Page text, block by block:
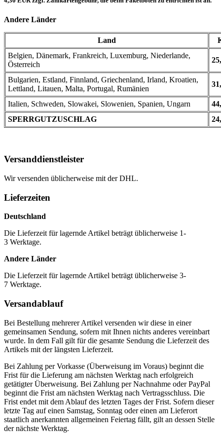
Andere Länder
Land
Belgien, Dänemark, Frankreich, Luxemburg, Niederlande,
Österreich
Bulgarien, Estland, Finnland, Griechenland, Irland, Kroatien,
Lettland, Litauen, Malta, Portugal, Rumänien
Italien, Schweden, Slowakei, Slowenien, Spanien, Ungarn
SPERRGUTZUSCHLAG
Versanddienstleister
Wir versenden üblicherweise mit der DHL.
Lieferzeiten
Deutschland
Die Lieferzeit für lagernde Artikel beträgt üblicherweise 1-
3 Werktage.
Andere Länder
Die Lieferzeit für lagernde Artikel beträgt üblicherweise 3-
7 Werktage.
Versandablauf
Bei Bestellung mehrerer Artikel versenden wir diese in einer
gemeinsamen Sendung, sofern mit Ihnen nichts anderes vereinbart
wurde. In dem Fall gilt für die gesamte Sendung die Lieferzeit des
Artikels mit der längsten Lieferzeit.
Bei Zahlung per Vorkasse (Überweisung im Voraus) beginnt die
Frist für die Lieferung am nächsten Werktag nach erfolgreich
getätigter Überweisung. Bei Zahlung per Nachnahme oder PayPal
beginnt die Frist am nächsten Werktag nach Vertragsschluss. Die
Frist endet mit dem Ablauf des letzten Tages der Frist. Sofern dieser
letzte Tag auf einen Samstag, Sonntag oder einen am Lieferort
staatlich anerkannten allgemeinen Feiertag fällt, gilt an dessen Stelle
der nächste Werktag.